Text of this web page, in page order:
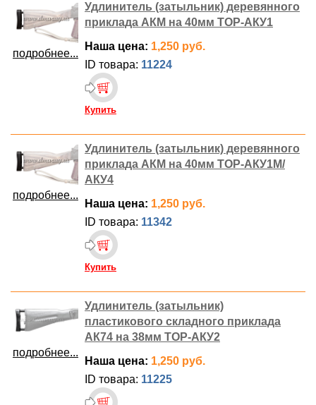
подробнее...
Удлинитель (затыльник) деревянного
приклада АКМ на 40мм ТОР-АКУ1
Наша цена: 1,250 руб.
ID товара: 11224
Купить
подробнее...
Удлинитель (затыльник) деревянного
приклада АКМ на 40мм ТОР-АКУ1М/
АКУ4
Наша цена: 1,250 руб.
ID товара: 11342
Купить
подробнее...
Удлинитель (затыльник)
пластикового складного приклада
АК74 на 38мм ТОР-АКУ2
Наша цена: 1,250 руб.
ID товара: 11225